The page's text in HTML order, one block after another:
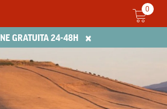
GRATUITA 24-48H ×
0